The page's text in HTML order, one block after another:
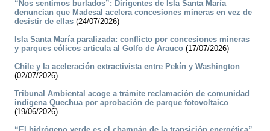
“Nos sentimos burlados”: Dirigentes de Isla Santa María
denuncian que Madesal acelera concesiones mineras en vez de
desistir de ellas (24/07/2026)
Isla Santa María paralizada: conflicto por concesiones mineras
y parques eólicos articula al Golfo de Arauco (17/07/2026)
Chile y la aceleración extractivista entre Pekín y Washington
(02/07/2026)
Tribunal Ambiental acoge a trámite reclamación de comunidad
indígena Quechua por aprobación de parque fotovoltaico
(19/06/2026)